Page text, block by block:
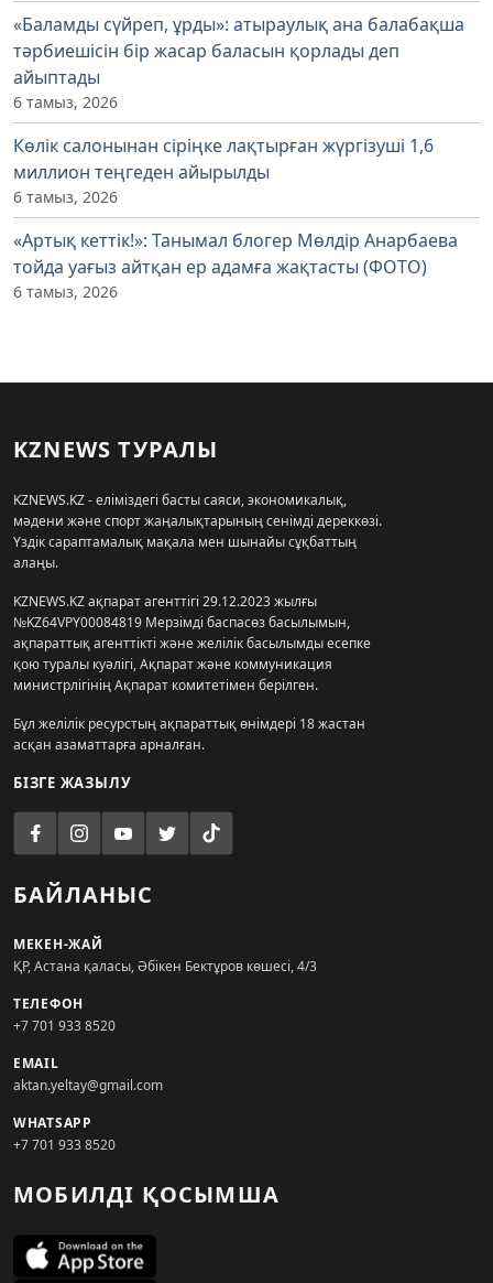
«Баламды сүйреп, ұрды»: атыраулық ана балабақша
тәрбиешісін бір жасар баласын қорлады деп
айыптады
6 тамыз, 2026
Көлік салонынан сіріңке лақтырған жүргізуші 1,6
миллион теңгеден айырылды
6 тамыз, 2026
«Артық кеттік!»: Танымал блогер Мөлдір Анарбаева
тойда уағыз айтқан ер адамға жақтасты (ФОТО)
6 тамыз, 2026
KZNEWS ТУРАЛЫ
KZNEWS.KZ - еліміздегі басты саяси, экономикалық,
мәдени және спорт жаңалықтарының сенімді дереккөзі.
Үздік сараптамалық мақала мен шынайы сұқбаттың
алаңы.
KZNEWS.KZ ақпарат агенттігі 29.12.2023 жылғы
№KZ64VPY00084819 Мерзімді баспасөз басылымын,
ақпараттық агенттікті және желілік басылымды есепке
қою туралы куәлігі, Ақпарат және коммуникация
министрлігінің Ақпарат комитетімен берілген.
Бұл желілік ресурстың ақпараттық өнімдері 18 жастан
асқан азаматтарға арналған.
БІЗГЕ ЖАЗЫЛУ
БАЙЛАНЫС
МЕКЕН-ЖАЙ
ҚР, Астана қаласы, Әбікен Бектұров көшесі, 4/3
ТЕЛЕФОН
+7 701 933 8520
EMAIL
aktan.yeltay@gmail.com
WHATSAPP
+7 701 933 8520
МОБИЛДІ ҚОСЫМША